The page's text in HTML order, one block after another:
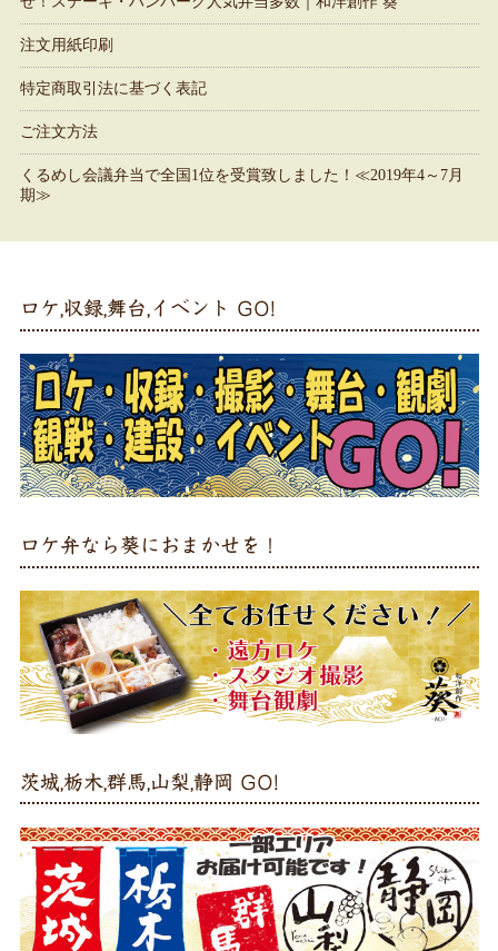
注文用紙印刷
特定商取引法に基づく表記
ご注文方法
くるめし会議弁当で全国1位を受賞致しました！≪2019年4～7月
期≫
ロケ,収録,舞台,イベント GO!
ロケ弁なら葵におまかせを！
茨城,栃木,群馬,山梨,静岡 GO!